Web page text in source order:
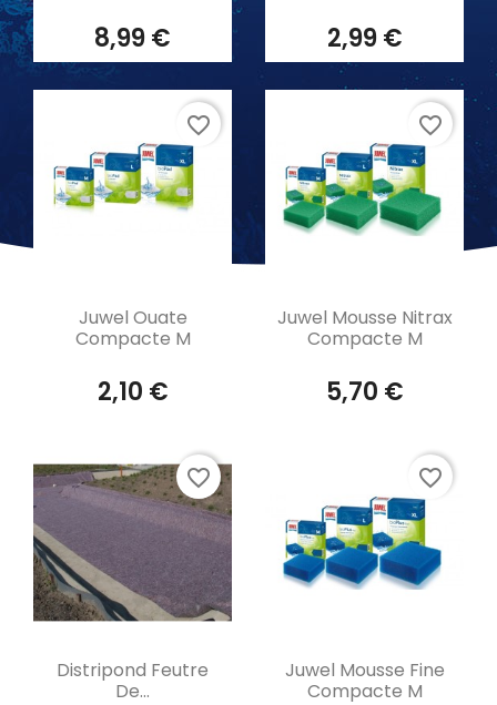
8,99 € 2,99 €
Aperçu rapide
Juwel Ouate
Compacte M
2,10 €
favorite_border
Aperçu rapide
Juwel Mousse Nitrax
Compacte M
5,70 €
favorite_border
Aperçu rapide
Distripond Feutre
De...
favorite_border
Aperçu rapide
Juwel Mousse Fine
Compacte M
favorite_border